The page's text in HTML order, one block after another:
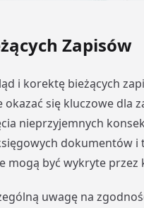
Zapisów
i korektę bieżących
się kluczowe dla
nieprzyjemnych
dokumentów i
mogą być wykryte
uwagę na